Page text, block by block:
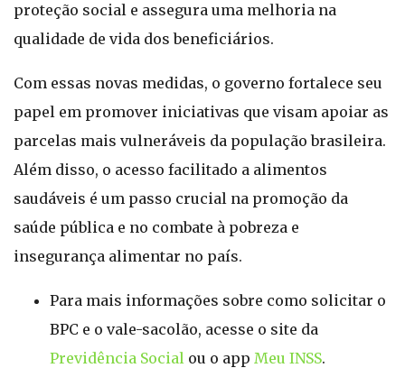
proteção social e assegura uma melhoria na
qualidade de vida dos beneficiários.
Com essas novas medidas, o governo fortalece seu
papel em promover iniciativas que visam apoiar as
parcelas mais vulneráveis da população brasileira.
Além disso, o acesso facilitado a alimentos
saudáveis é um passo crucial na promoção da
saúde pública e no combate à pobreza e
insegurança alimentar no país.
Para mais informações sobre como solicitar o
BPC e o vale-sacolão, acesse o site da
Previdência Social ou o app Meu INSS.